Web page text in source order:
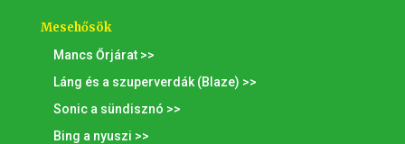
Mesehősök
Mancs Őrjárat >>
Láng és a szuperverdák (Blaze) >>
Sonic a sündisznó >>
Bing a nyuszi >>